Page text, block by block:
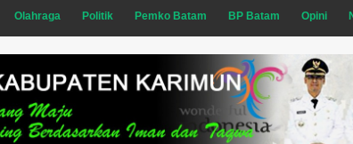
Olahraga Politik Pemko Batam BP Batam Opini